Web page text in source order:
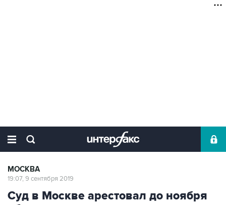
МОСКВА
19:07, 9 сентября 2019
Суд в Москве арестовал до ноября